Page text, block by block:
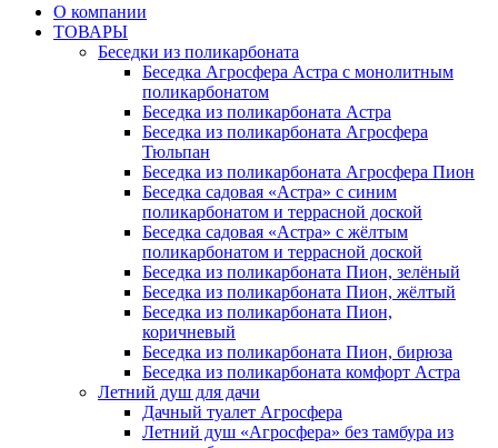
О компании
ТОВАРЫ
Беседки из поликарбоната
Беседка Агросфера Астра с монолитным
поликарбонатом
Беседка из поликарбоната Астра
Беседка из поликарбоната Агросфера
Тюльпан
Беседка из поликарбоната Агросфера Пион
Беседка садовая «Астра» с синим
поликарбонатом и террасной доской
Беседка садовая «Астра» с жёлтым
поликарбонатом и террасной доской
Беседка из поликарбоната Пион, зелёный
Беседка из поликарбоната Пион, жёлтый
Беседка из поликарбоната Пион,
коричневый
Беседка из поликарбоната Пион, бирюза
Беседка из поликарбоната комфорт Астра
Летний душ для дачи
Дачный туалет Агросфера
Летний душ «Агросфера» без тамбура из